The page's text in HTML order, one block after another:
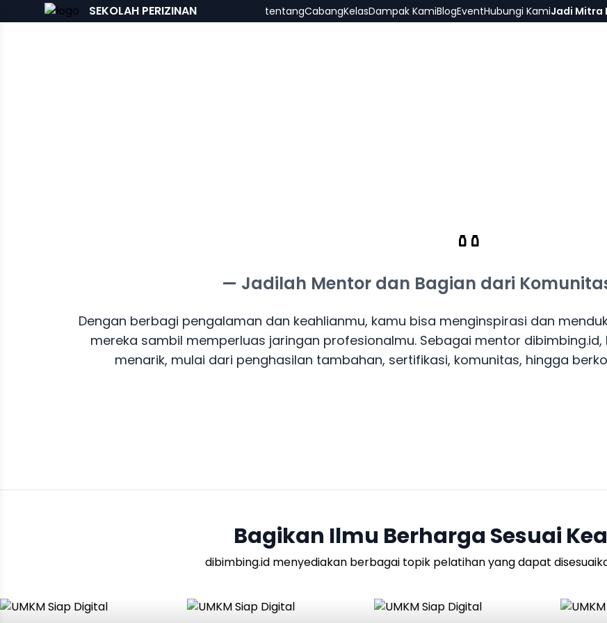
SEKOLAH PERIZINAN tentangCabangKelasDampak KamiBlogEventHubungi KamiJadi Mitra
— Jadilah Mentor dan Bagian dari
Dengan berbagi pengalaman dan keahlianmu, kamu bisa menginspirasi dan
mereka sambil memperluas jaringan profesionalmu. Sebagai mentor
menarik, mulai dari penghasilan tambahan, sertifikasi, komunitas, hingga
Bagikan Ilmu Berharga Sesuai
dibimbing.id menyediakan berbagai topik pelatihan yang dapat